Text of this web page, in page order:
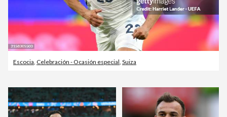
Escocia, Celebración - Ocasión especial, Suiza